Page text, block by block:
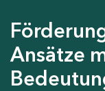
Ansätze